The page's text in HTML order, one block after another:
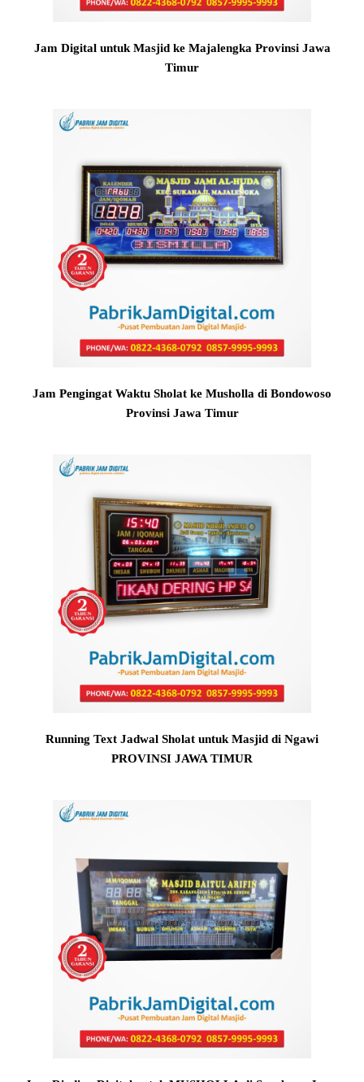
Jam Digital untuk Masjid ke Majalengka Provinsi Jawa
Timur
Jam Pengingat Waktu Sholat ke Musholla di Bondowoso
Provinsi Jawa Timur
Running Text Jadwal Sholat untuk Masjid di Ngawi
PROVINSI JAWA TIMUR